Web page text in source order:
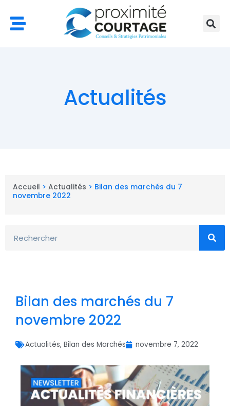
contenu
Actualités
Accueil > Actualités > Bilan des marchés du 7
novembre 2022
Bilan des marchés du 7
novembre 2022
Actualités, Bilan des Marchés novembre 7, 2022